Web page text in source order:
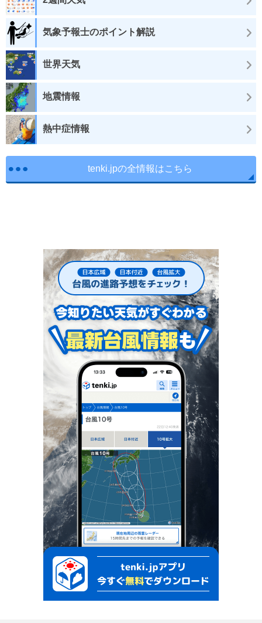
気象予報士のポイント解説
世界天気
地震情報
熱中症情報
tenki.jpの全情報はこちら